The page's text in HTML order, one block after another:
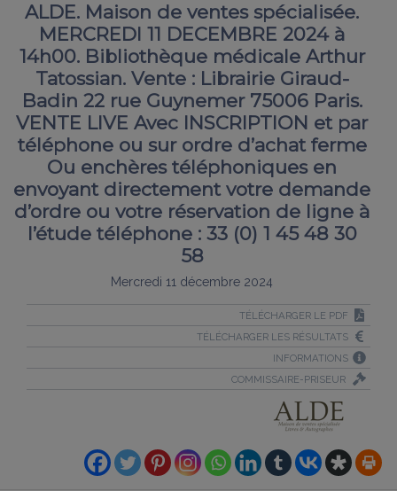
ALDE. Maison de ventes spécialisée.
MERCREDI 11 DECEMBRE 2024 à
14h00. Bibliothèque médicale Arthur
Tatossian. Vente : Librairie Giraud-
Badin 22 rue Guynemer 75006 Paris.
VENTE LIVE Avec INSCRIPTION et par
téléphone ou sur ordre d’achat ferme
Ou enchères téléphoniques en
envoyant directement votre demande
d’ordre ou votre réservation de ligne à
l’étude téléphone : 33 (0) 1 45 48 30
58
Mercredi 11 décembre 2024
TÉLÉCHARGER LE PDF
TÉLÉCHARGER LES RÉSULTATS
INFORMATIONS
COMMISSAIRE-PRISEUR